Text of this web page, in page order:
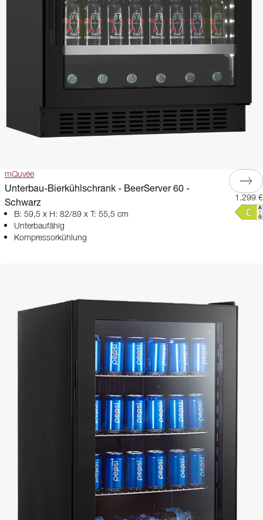
mQuvée
Unterbau-Bierkühlschrank - BeerServer 60 -
Schwarz
B: 59,5 x H: 82/89 x T: 55,5 cm
Unterbaufähig
Kompressorkühlung
1.299 €